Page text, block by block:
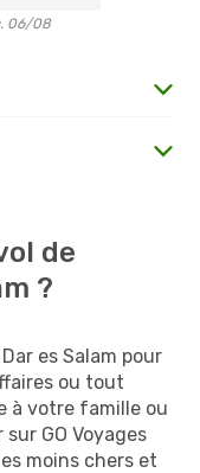
06/08
de
?
es Salam pour
ou tout
à votre famille ou
GO Voyages
moins chers et